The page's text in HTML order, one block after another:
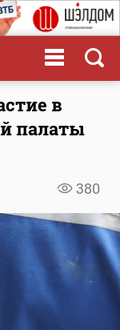
в
палаты
380